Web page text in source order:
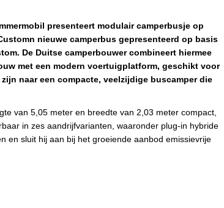
presenteert modulair camperbusje op
nieuwe camperbus gepresenteerd op basis
De Duitse camperbouwer combineert hiermee
met een modern voertuigplatform, geschikt voor
naar een compacte, veelzijdige buscamper die
van 5,05 meter en breedte van 2,03 meter compact,
in zes aandrijfvarianten, waaronder plug-in hybride
en sluit hij aan bij het groeiende aanbod emissievrije